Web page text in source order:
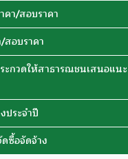
คา/สอบราคา
สอบราคา
ะกวดให้สาธารณชนเสนอแนะ
ประจำปี
ซื้อจัดจ้าง